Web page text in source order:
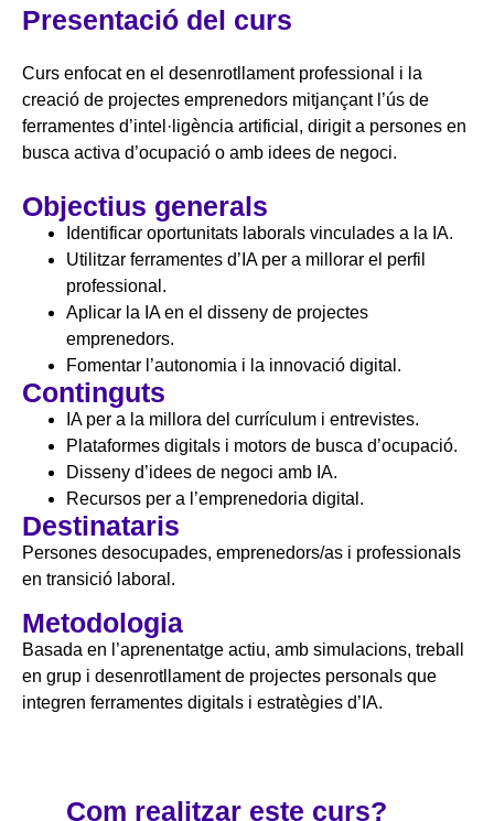
Presentació del curs
Curs enfocat en el desenrotllament professional i la
creació de projectes emprenedors mitjançant l’ús de
ferramentes d’intel·ligència artificial, dirigit a persones en
busca activa d’ocupació o amb idees de negoci.
Objectius generals
Identificar oportunitats laborals vinculades a la IA.
Utilitzar ferramentes d’IA per a millorar el perfil
professional.
Aplicar la IA en el disseny de projectes
emprenedors.
Fomentar l’autonomia i la innovació digital.
Continguts
IA per a la millora del currículum i entrevistes.
Plataformes digitals i motors de busca d’ocupació.
Disseny d’idees de negoci amb IA.
Recursos per a l’emprenedoria digital.
Destinataris
Persones desocupades, emprenedors/as i professionals
en transició laboral.
Metodologia
Basada en l’aprenentatge actiu, amb simulacions, treball
en grup i desenrotllament de projectes personals que
integren ferramentes digitals i estratègies d’IA.
Com realitzar este curs?